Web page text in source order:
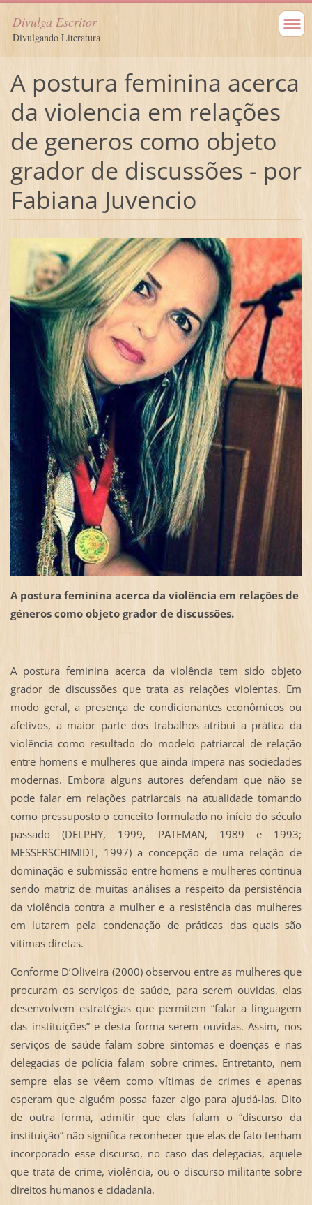
Divulga Escritor
Divulgando Literatura
A postura feminina acerca
da violencia em relações
de generos como objeto
grador de discussões - por
Fabiana Juvencio
A postura feminina acerca da violência em relações de
géneros como objeto grador de discussões.
A postura feminina acerca da violência tem sido objeto
grador de discussões que trata as relações violentas. Em
modo geral, a presença de condicionantes econômicos ou
afetivos, a maior parte dos trabalhos atribui a prática da
violência como resultado do modelo patriarcal de relação
entre homens e mulheres que ainda impera nas sociedades
modernas. Embora alguns autores defendam que não se
pode falar em relações patriarcais na atualidade tomando
como pressuposto o conceito formulado no início do século
passado (DELPHY, 1999, PATEMAN, 1989 e 1993;
MESSERSCHIMIDT, 1997) a concepção de uma relação de
dominação e submissão entre homens e mulheres continua
sendo matriz de muitas análises a respeito da persistência
da violência contra a mulher e a resistência das mulheres
em lutarem pela condenação de práticas das quais são
vítimas diretas.
Conforme D’Oliveira (2000) observou entre as mulheres que
procuram os serviços de saúde, para serem ouvidas, elas
desenvolvem estratégias que permitem “falar a linguagem
das instituições” e desta forma serem ouvidas. Assim, nos
serviços de saúde falam sobre sintomas e doenças e nas
delegacias de polícia falam sobre crimes. Entretanto, nem
sempre elas se vêem como vítimas de crimes e apenas
esperam que alguém possa fazer algo para ajudá-las. Dito
de outra forma, admitir que elas falam o “discurso da
instituição” não significa reconhecer que elas de fato tenham
incorporado esse discurso, no caso das delegacias, aquele
que trata de crime, violência, ou o discurso militante sobre
direitos humanos e cidadania.